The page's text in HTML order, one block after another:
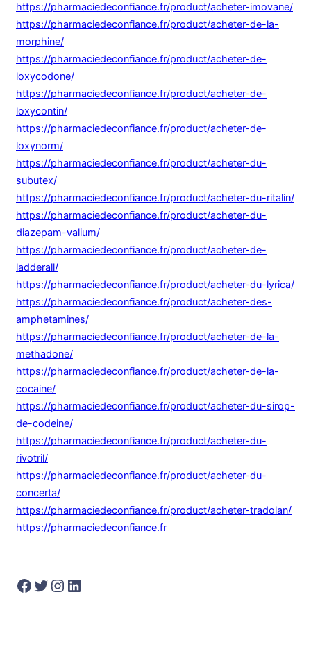
https://pharmaciedeconfiance.fr/product/acheter-imovane/
https://pharmaciedeconfiance.fr/product/acheter-de-la-
morphine/
https://pharmaciedeconfiance.fr/product/acheter-de-
loxycodone/
https://pharmaciedeconfiance.fr/product/acheter-de-
loxycontin/
https://pharmaciedeconfiance.fr/product/acheter-de-
loxynorm/
https://pharmaciedeconfiance.fr/product/acheter-du-
subutex/
https://pharmaciedeconfiance.fr/product/acheter-du-ritalin/
https://pharmaciedeconfiance.fr/product/acheter-du-
diazepam-valium/
https://pharmaciedeconfiance.fr/product/acheter-de-
ladderall/
https://pharmaciedeconfiance.fr/product/acheter-du-lyrica/
https://pharmaciedeconfiance.fr/product/acheter-des-
amphetamines/
https://pharmaciedeconfiance.fr/product/acheter-de-la-
methadone/
https://pharmaciedeconfiance.fr/product/acheter-de-la-
cocaine/
https://pharmaciedeconfiance.fr/product/acheter-du-sirop-
de-codeine/
https://pharmaciedeconfiance.fr/product/acheter-du-
rivotril/
https://pharmaciedeconfiance.fr/product/acheter-du-
concerta/
https://pharmaciedeconfiance.fr/product/acheter-tradolan/
https://pharmaciedeconfiance.fr
Facebook Twitter Instagram LinkedIn